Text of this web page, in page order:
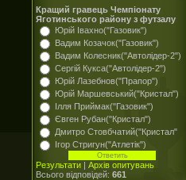
Кращий гравець Чемпіонату
Яготинського району з футзалу
Юрій Івахно("Газовик")
Вадим Козачок("Газовик")
Вадим Колесник("Автолідер-2")
Сергій Кукса("Автолідер-2")
Юрій Лазебнов("Прапор")
Юрій Маршевський("Кристал")
Ілля Приймак("Газовик")
Євген Рубан("Кристал")
Дмитро Стовбчатий("Кристал"
Ігор Стригун("Атлетік")
Результати | Архів опитувань
Всього відповідей: 661